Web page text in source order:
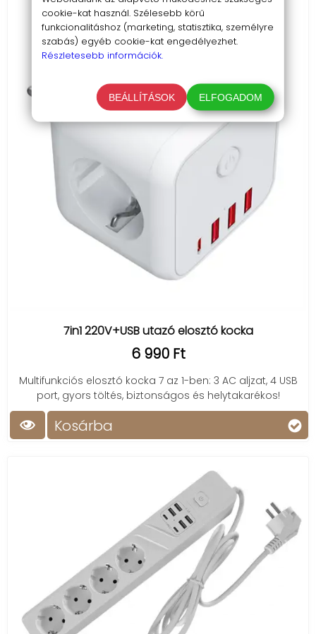
7in1 220V+USB utazó elosztó kocka
6 990 Ft
Multifunkciós elosztó kocka 7 az 1-ben: 3 AC aljzat, 4 USB
port, gyors töltés, biztonságos és helytakarékos!
Kosárba
cookie-kat használ. Szélesebb körű
funkcionalitáshoz (marketing, statisztika, személyre
szabás) egyéb cookie-kat engedélyezhet.
Részletesebb információk.
BEÁLLÍTÁSOK ELFOGADOM